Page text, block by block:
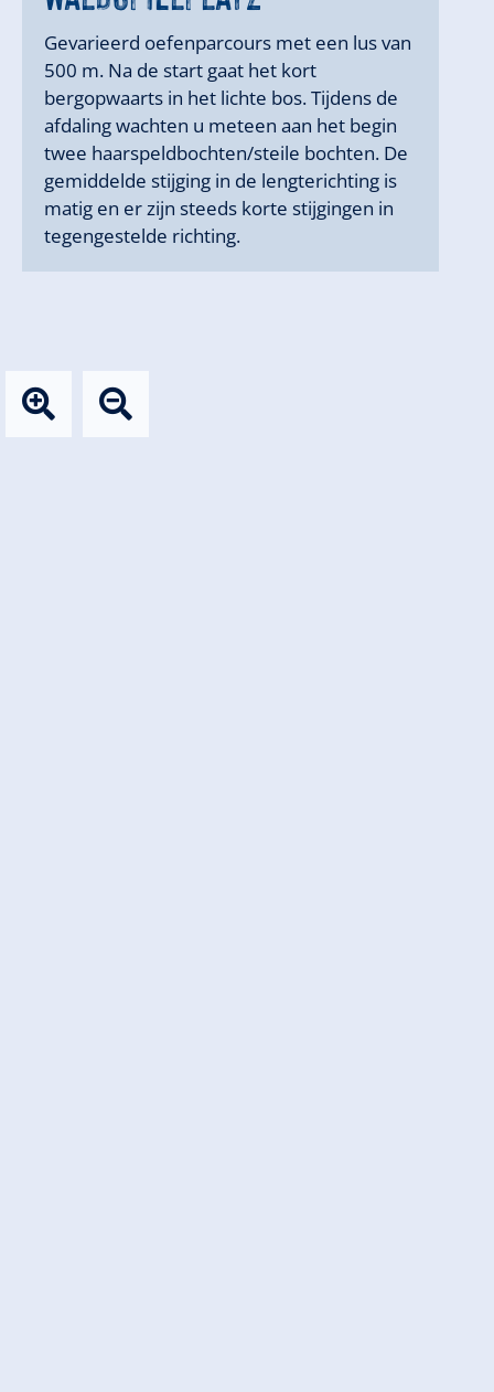
Gevarieerd oefenparcours met een lus van
500 m. Na de start gaat het kort
bergopwaarts in het lichte bos. Tijdens de
afdaling wachten u meteen aan het begin
twee haarspeldbochten/steile bochten. De
gemiddelde stijging in de lengterichting is
matig en er zijn steeds korte stijgingen in
tegengestelde richting.